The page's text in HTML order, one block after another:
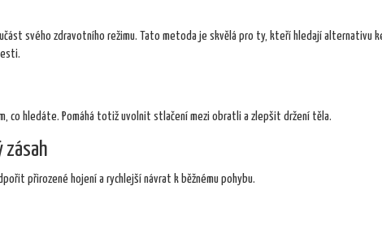
svého zdravotního režimu. Tato metoda je skvělá pro ty, kteří hledají alternativu
co hledáte. Pomáhá totiž uvolnit stlačení mezi obratli a zlepšit držení těla.
zásah
přirozené hojení a rychlejší návrat k běžnému pohybu.